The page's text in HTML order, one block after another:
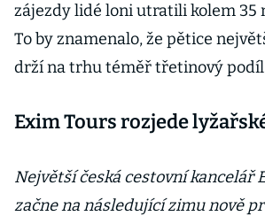
zájezdy lidé loni utratili kolem 35
To by znamenalo, že pětice
drží na trhu téměř třetinový
Exim Tours rozjede
Největší česká cestovní kancelář
začne na následující zimu nově